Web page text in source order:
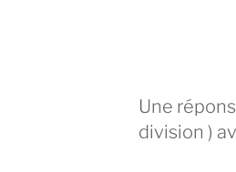
Une
division )